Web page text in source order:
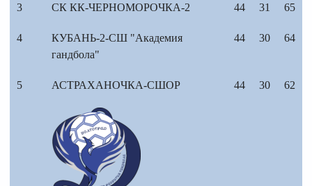
3 СК КК-ЧЕРНОМОРОЧКА-2 44 31 65
4
КУБАНЬ-2-СШ "Академия
гандбола"
44 30 64
5 АСТРАХАНОЧКА-СШОР 44 30 62